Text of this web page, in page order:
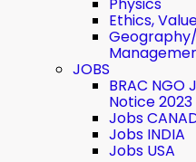
Ethics,
JOBS
BRAC
Notice 2023
Jobs
Jobs INDIA
Jobs USA